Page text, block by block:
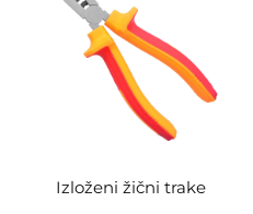
Izloženi žični trake